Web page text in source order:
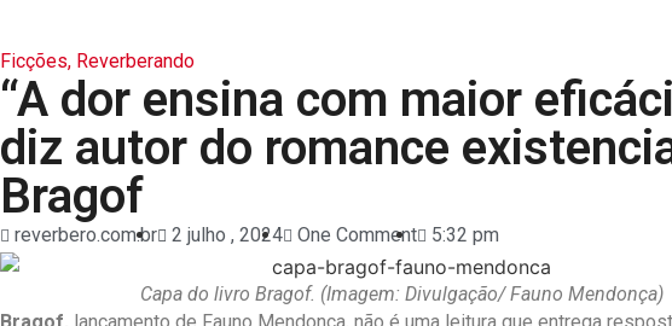
Ficções, Reverberando
“A dor ensina com maior
diz autor do romance
Bragof
reverbero.com.br 2 julho , 2024 One Comment 5:32 pm
Capa do livro Bragof. (Imagem: Divulgação/ Fauno Mendonça)
Bragof, lançamento de Fauno Mendonça, não é uma leitura que entrega